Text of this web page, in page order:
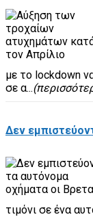
με το lockdown
σε α...
Δεν
τιμόνι σε ένα